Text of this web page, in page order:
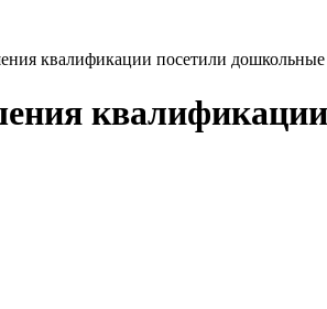
квалификации посетили